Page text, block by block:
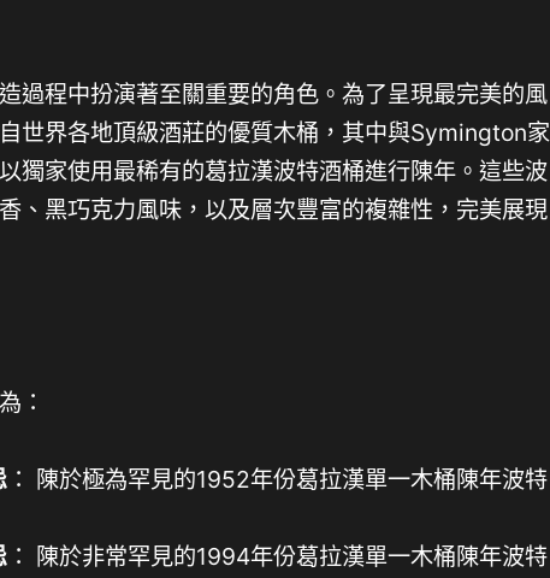
過程中扮演著至關重要的角色。為了呈現最完美的風
世界各地頂級酒莊的優質木桶，其中與Symington家
獨家使用最稀有的葛拉漢波特酒桶進行陳年。這些波
、黑巧克力風味，以及層次豐富的複雜性，完美展現
：
： 陳於極為罕見的1952年份葛拉漢單一木桶陳年波特
： 陳於非常罕見的1994年份葛拉漢單一木桶陳年波特